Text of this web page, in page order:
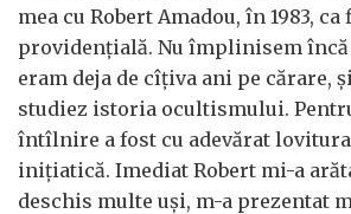
mea cu Robert Amadou, în 1983,
providenţială. Nu împlinisem încă
eram deja de cîţiva ani pe cărare,
studiez istoria ocultismului.
întîlnire a fost cu adevărat
iniţiatică. Imediat Robert mi-a
deschis multe uşi, m-a prezentat